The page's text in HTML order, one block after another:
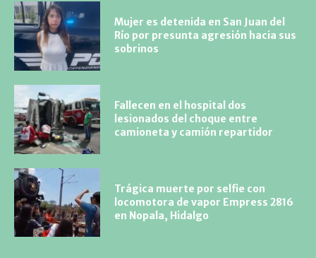
Mujer es detenida en San Juan del
Río por presunta agresión hacia sus
sobrinos
Fallecen en el hospital dos
lesionados del choque entre
camioneta y camión repartidor
Trágica muerte por selfie con
locomotora de vapor Empress 2816
en Nopala, Hidalgo